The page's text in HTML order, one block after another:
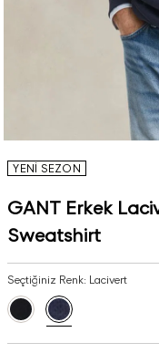
YENİ SEZON
GANT Erkek
Sweatshirt
Seçtiğiniz Renk: Lacivert